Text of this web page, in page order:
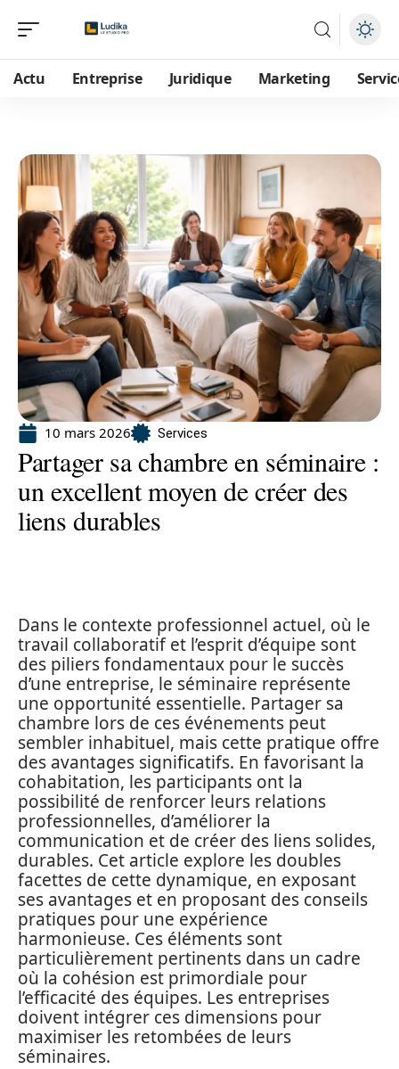
Actu Entreprise Juridique Marketing
10 mars 2026 Services
Partager sa chambre en séminaire :
un excellent moyen de créer des
liens durables
Dans le contexte professionnel actuel, où le
travail collaboratif et l’esprit d’équipe sont
des piliers fondamentaux pour le succès
d’une entreprise, le séminaire représente
une opportunité essentielle. Partager sa
chambre lors de ces événements peut
sembler inhabituel, mais cette pratique offre
des avantages significatifs. En favorisant la
cohabitation, les participants ont la
possibilité de renforcer leurs relations
professionnelles, d’améliorer la
communication et de créer des liens solides,
durables. Cet article explore les doubles
facettes de cette dynamique, en exposant
ses avantages et en proposant des conseils
pratiques pour une expérience
harmonieuse. Ces éléments sont
particulièrement pertinents dans un cadre
où la cohésion est primordiale pour
l’efficacité des équipes. Les entreprises
doivent intégrer ces dimensions pour
maximiser les retombées de leurs
séminaires.